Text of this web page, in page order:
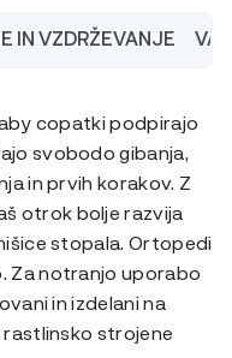
IN VZDRŽEVANJE
copatki podpirajo
svobodo gibanja,
in prvih korakov. Z
otrok bolje razvija
stopala. Ortopedi
Za notranjo uporabo
in izdelani na
rastlinsko strojene